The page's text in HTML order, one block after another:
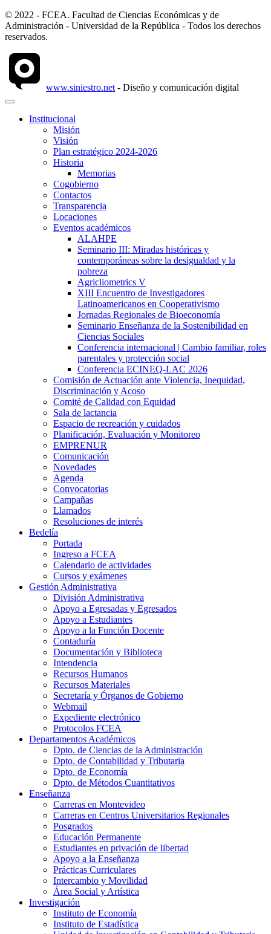
© 2022 - FCEA. Facultad de Ciencias Económicas y de
Administración - Universidad de la República - Todos los derechos
reservados.
www.siniestro.net - Diseño y comunicación digital
Institucional
Misión
Visión
Plan estratégico 2024-2026
Historia
Memorias
Cogobierno
Contactos
Transparencia
Locaciones
Eventos académicos
ALAHPE
Seminario III: Miradas históricas y
contemporáneas sobre la desigualdad y la
pobreza
Agricliometrics V
XIII Encuentro de Investigadores
Latinoamericanos en Cooperativismo
Jornadas Regionales de Bioeconomía
Seminario Enseñanza de la Sostenibilidad en
Ciencias Sociales
Conferencia internacional | Cambio familiar, roles
parentales y protección social
Conferencia ECINEQ-LAC 2026
Comisión de Actuación ante Violencia, Inequidad,
Discriminación y Acoso
Comité de Calidad con Equidad
Sala de lactancia
Espacio de recreación y cuidados
Planificación, Evaluación y Monitoreo
EMPRENUR
Comunicación
Novedades
Agenda
Convocatorias
Campañas
Llamados
Resoluciones de interés
Bedelía
Portada
Ingreso a FCEA
Calendario de actividades
Cursos y exámenes
Gestión Administrativa
División Administrativa
Apoyo a Egresadas y Egresados
Apoyo a Estudiantes
Apoyo a la Función Docente
Contaduría
Documentación y Biblioteca
Intendencia
Recursos Humanos
Recursos Materiales
Secretaría y Órganos de Gobierno
Webmail
Expediente electrónico
Protocolos FCEA
Departamentos Académicos
Dpto. de Ciencias de la Administración
Dpto. de Contabilidad y Tributaria
Dpto. de Economía
Dpto. de Métodos Cuantitativos
Enseñanza
Carreras en Montevideo
Carreras en Centros Universitarios Regionales
Posgrados
Educación Permanente
Estudiantes en privación de libertad
Apoyo a la Enseñanza
Prácticas Curriculares
Intercambio y Movilidad
Área Social y Artística
Investigación
Instituto de Economía
Instituto de Estadística